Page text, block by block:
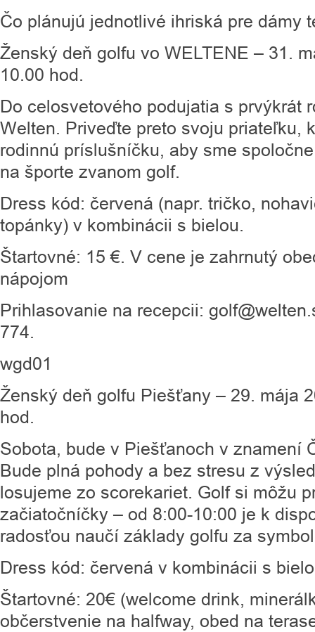
Čo plánujú jednotlivé ihriská pre dámy
Ženský deň golfu vo WELTENE – 31.
10.00 hod.
Do celosvetového podujatia s prvýkrát
Welten. Priveďte preto svoju priateľku,
rodinnú príslušníčku, aby sme
na športe zvanom golf.
Dress kód: červená (napr. tričko,
topánky) v kombinácii s bielou.
Štartovné: 15 €. V cene je zahrnutý
nápojom
Prihlasovanie na recepcii:
774.
wgd01
Ženský deň golfu Piešťany – 29. mája
hod.
Sobota, bude v Piešťanoch v znamení
Bude plná pohody a bez stresu z
losujeme zo scorekariet. Golf si môžu
začiatočníčky – od 8:00-10:00 je k
radosťou naučí základy golfu za
Dress kód: červená v kombinácii s
Štartovné: 20€ (welcome drink,
občerstvenie na halfway, obed na